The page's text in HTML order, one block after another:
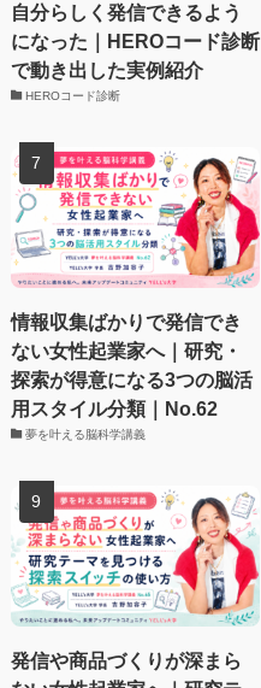
自分らしく発信できるよう
になった｜HEROコード診断
で動き出した実例紹介
HEROコード診断
情報収集ばかりで発信でき
ない女性起業家へ｜研究・
探索が得意になる3つの脳活
用スタイル分類｜No.62
夢を叶える脳科学講義
発信や商品づくりが深まら